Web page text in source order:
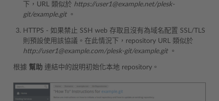
下，URL 類似於 https://user1@example.net/plesk-
git/example.git。
HTTPS - 如果禁止 SSH web 存取且沒有為域名配置 SSL/TLS
則預設使用該協議。在此情況下，repository URL 類似於
http://user1@example.com/plesk-git/example.git。
根據 幫助 連結中的說明初始化本地 repository。